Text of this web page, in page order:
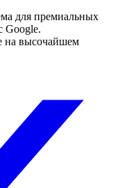
для премиальных
Google.
на высочайшем